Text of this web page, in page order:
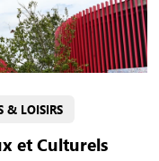
& LOISIRS
et Culturels